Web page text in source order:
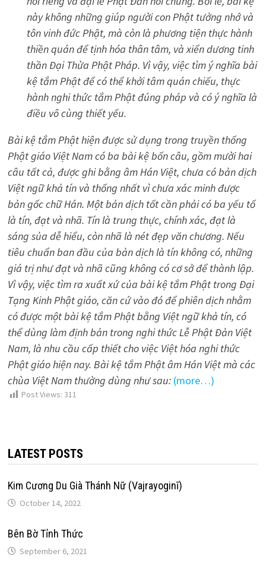
này không những giúp người con Phật tưởng nhớ và
tôn vinh đức Phật, mà còn là phương tiện thực hành
thiền quán để tịnh hóa thân tâm, và xiển dương tinh
thần Đại Thừa Phật Pháp. Vì vậy, việc tìm ý nghĩa bài
kệ tắm Phật để có thể khởi tâm quán chiếu, thực
hành nghi thức tắm Phật đúng pháp và có ý nghĩa là
điều vô cùng thiết yếu.
Bài kệ tắm Phật hiện được sử dụng trong truyền thống
Phật giáo Việt Nam có ba bài kệ bốn câu, gồm mười hai
câu tất cả, được ghi bằng âm Hán Việt, chưa có bản dịch
Việt ngữ khả tín và thống nhất vì chưa xác minh được
bản gốc chữ Hán. Một bản dịch tốt cần phải có ba yếu tố
là tín, đạt và nhã. Tín là trung thực, chính xác, đạt là
sáng sủa dễ hiểu, còn nhã là nét đẹp văn chương. Nếu
tiêu chuẩn ban đầu của bản dịch là tín không có, những
giá trị như đạt và nhã cũng không có cơ sở để thành lập.
Vì vậy, việc tìm ra xuất xứ của bài kệ tắm Phật trong Đại
Tạng Kinh Phật giáo, căn cứ vào đó để phiên dịch nhằm
có được một bài kệ tắm Phật bằng Việt ngữ khả tín, có
thể dùng làm định bản trong nghi thức Lễ Phật Đản Việt
Nam, là nhu cầu cấp thiết cho việc Việt hóa nghi thức
Phật giáo hiện nay. Bài kệ tắm Phật âm Hán Việt mà các
chùa Việt Nam thường dùng như sau: (more…)
Post Views: 311
LATEST POSTS
Kim Cương Du Già Thánh Nữ (Vajrayoginī)
October 14, 2022
Bên Bờ Tỉnh Thức
September 6, 2021